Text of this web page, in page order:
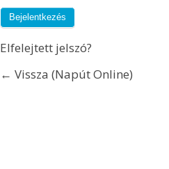
Elfelejtett jelszó?
← Vissza (Napút Online)